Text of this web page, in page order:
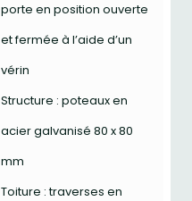
porte en position ouverte
et fermée à l’aide d’un
vérin
Structure : poteaux en
acier galvanisé 80 x 80
mm
Toiture : traverses en